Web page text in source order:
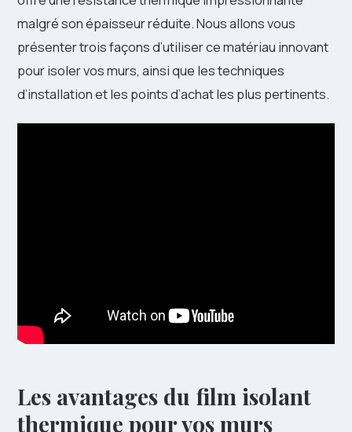
malgré son épaisseur réduite. Nous allons vous
présenter trois façons d’utiliser ce matériau innovant
pour isoler vos murs, ainsi que les techniques
d’installation et les points d’achat les plus pertinents.
Les avantages du film isolant
thermique pour vos murs